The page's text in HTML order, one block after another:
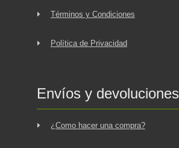
Términos y Condiciones
Política de Privacidad
Envíos y devoluciones
¿Como hacer una compra?